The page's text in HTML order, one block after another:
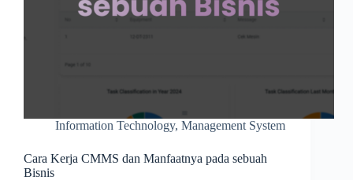
Information Technology, Management System
Cara Kerja CMMS dan Manfaatnya pada sebuah
Bisnis